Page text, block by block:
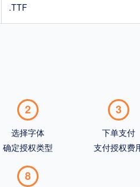
.TTF
2
选择字体
确定授权类型
3
下单支付
支付授权费
8